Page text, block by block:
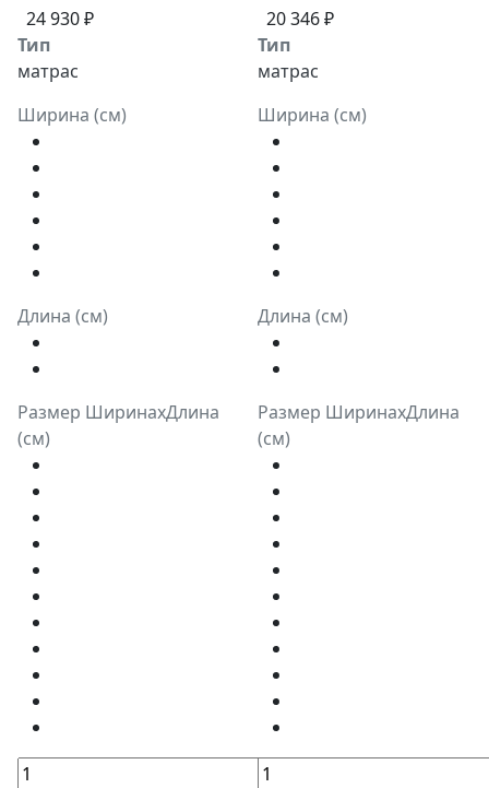
24 930 ₽
Тип
матрас
Ширина (см)
Длина (см)
Размер ШиринахДлина
(см)
20 346 ₽
Тип
матрас
Ширина (см)
Длина (см)
Размер ШиринахДлина
(см)